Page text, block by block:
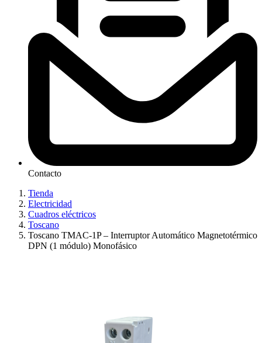
Contacto
Tienda
Electricidad
Cuadros eléctricos
Toscano
Toscano TMAC‑1P – Interruptor Automático Magnetotérmico
DPN (1 módulo) Monofásico